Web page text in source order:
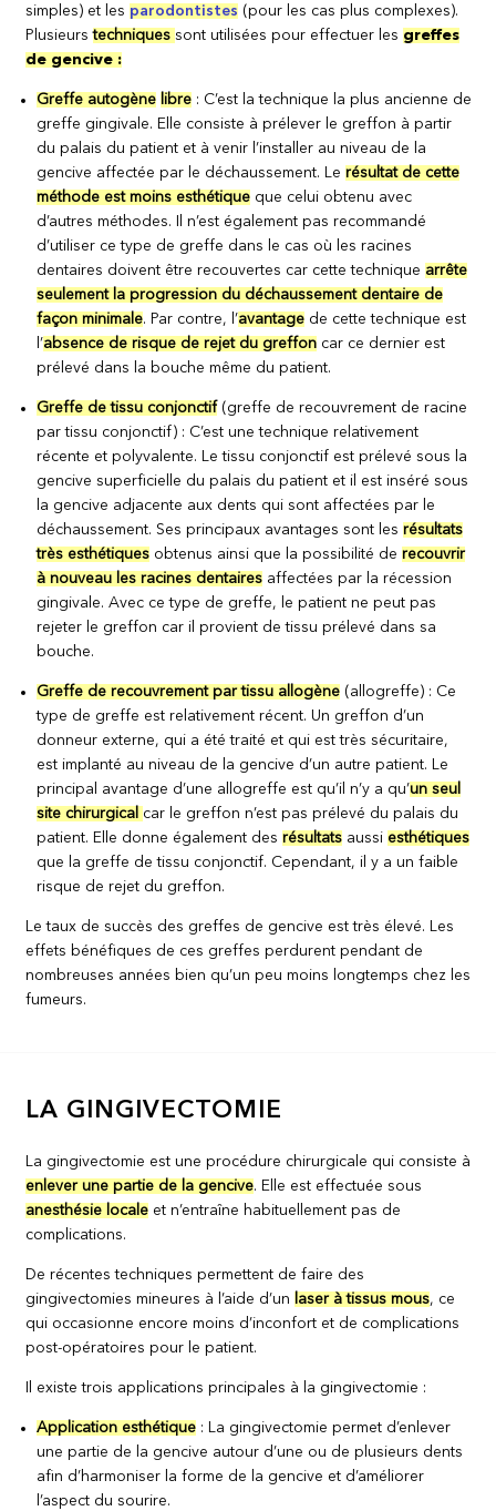
simples) et les parodontistes (pour les cas plus complexes).
Plusieurstechniquessont utilisées pour effectuer les greffes
de gencive :
Greffe autogène libre : C’est la technique la plus ancienne de
greffe gingivale. Elle consiste à prélever le greffon à partir
du palais du patient et à venir l’installer au niveau de la
gencive affectée par le déchaussement. Lerésultat de cette
méthode est moins esthétique que celui obtenu avec
d’autres méthodes. Il n’est également pas recommandé
d’utiliser ce type de greffe dans le cas où les racines
dentaires doivent être recouvertes car cette technique arrête
seulement la progression du déchaussement dentaire de
façon minimale. Par contre, l’avantage de cette technique est
l’absence de risque de rejet du greffon car ce dernier est
prélevé dans la bouche même du patient.
Greffe de tissu conjonctif (greffe de recouvrement de racine
par tissu conjonctif) : C’est une technique relativement
récente et polyvalente. Le tissu conjonctif est prélevé sous la
gencive superficielle du palais du patient et il est inséré sous
la gencive adjacente aux dents qui sont affectées par le
déchaussement. Ses principaux avantages sont lesrésultats
très esthétiques obtenus ainsi que la possibilité derecouvrir
à nouveau les racines dentaires affectées par la récession
gingivale. Avec ce type de greffe, le patient ne peut pas
rejeter le greffon car il provient de tissu prélevé dans sa
bouche.
Greffe de recouvrement par tissu allogène (allogreffe) : Ce
type de greffe est relativement récent. Un greffon d’un
donneur externe, qui a été traité et qui est très sécuritaire,
est implanté au niveau de la gencive d’un autre patient. Le
principal avantage d’une allogreffe est qu’il n’y a qu’un seul
site chirurgical car le greffon n’est pas prélevé du palais du
patient. Elle donne également desrésultats aussi esthétiques
que la greffe de tissu conjonctif. Cependant, il y a un faible
risque de rejet du greffon.
Le taux de succès des greffes de gencive est très élevé. Les
effets bénéfiques de ces greffes perdurent pendant de
nombreuses années bien qu’un peu moins longtemps chez les
fumeurs.
LA GINGIVECTOMIE
La gingivectomie est une procédure chirurgicale qui consiste à
enlever une partie de la gencive. Elle est effectuée sous
anesthésie locale et n’entraîne habituellement pas de
complications.
De récentes techniques permettent de faire des
gingivectomies mineures à l’aide d’un
laser à tissus mous, ce
qui occasionne encore moins d’inconfort et de complications
post-opératoires pour le patient.
Il existe trois applications principales à la gingivectomie :
Application esthétique : La gingivectomie permet d’enlever
une partie de la gencive autour d’une ou de plusieurs dents
afin d’harmoniser la forme de la gencive et d’améliorer
l’aspect du sourire.